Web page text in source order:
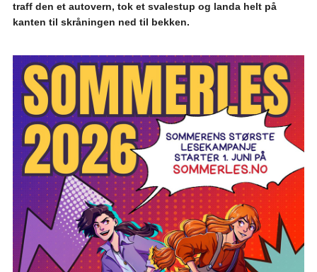
traff den et autovern, tok et svalestup og landa helt på
kanten til skråningen ned til bekken.